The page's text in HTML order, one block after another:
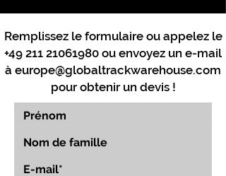
Remplissez le formulaire ou appelez le
+49 211 21061980 ou envoyez un e-mail
à europe@globaltrackwarehouse.com
pour obtenir un devis !